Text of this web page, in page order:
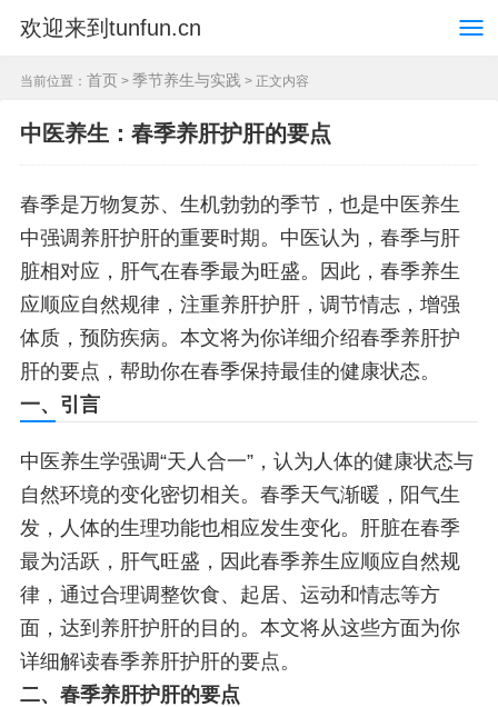
欢迎来到tunfun.cn
当前位置： 首页 > 季节养生与实践 > 正文内容
中医养生：春季养肝护肝的要点
春季是万物复苏、生机勃勃的季节，也是中医养生
中强调养肝护肝的重要时期。中医认为，春季与肝
脏相对应，肝气在春季最为旺盛。因此，春季养生
应顺应自然规律，注重养肝护肝，调节情志，增强
体质，预防疾病。本文将为你详细介绍春季养肝护
肝的要点，帮助你在春季保持最佳的健康状态。
一、引言
中医养生学强调“天人合一”，认为人体的健康状态与
自然环境的变化密切相关。春季天气渐暖，阳气生
发，人体的生理功能也相应发生变化。肝脏在春季
最为活跃，肝气旺盛，因此春季养生应顺应自然规
律，通过合理调整饮食、起居、运动和情志等方
面，达到养肝护肝的目的。本文将从这些方面为你
详细解读春季养肝护肝的要点。
二、春季养肝护肝的要点